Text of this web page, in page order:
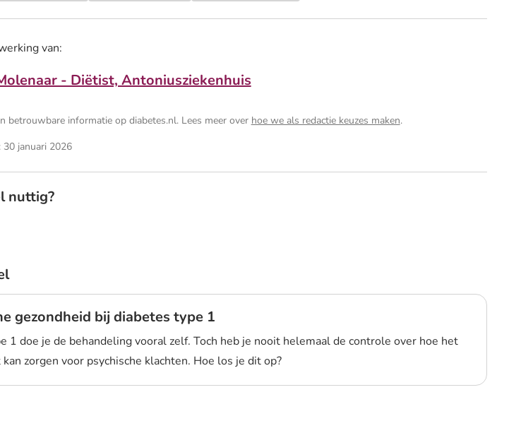
van:
- Diëtist, Antoniusziekenhuis
betrouwbare informatie op diabetes.nl. Lees meer over hoe we als redactie keuzes maken.
januari 2026
nuttig?
gezondheid bij diabetes type 1
1 doe je de behandeling vooral zelf. Toch heb je nooit helemaal de controle over hoe het
zorgen voor psychische klachten. Hoe los je dit op?